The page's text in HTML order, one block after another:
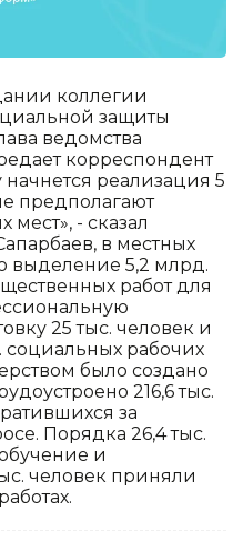
коллегии
защиты
ведомства
корреспондент
реализация 5
предполагают
мест», - сказал
в местных
выделение 5,2 млрд.
работ для
25 тыс. человек и
социальных рабочих
было создано
216,6 тыс.
за
Порядка 26,4 тыс.
и
человек приняли